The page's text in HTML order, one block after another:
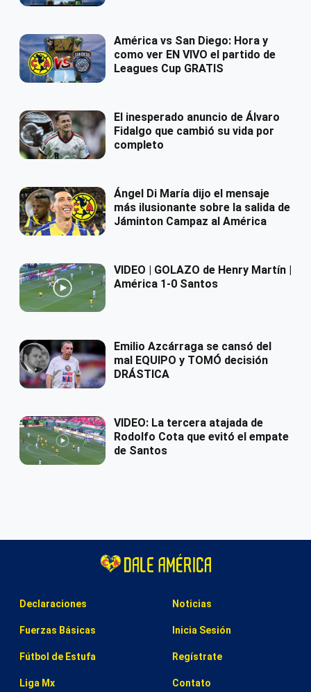
América vs San Diego: Hora y
como ver EN VIVO el partido de
Leagues Cup GRATIS
El inesperado anuncio de Álvaro
Fidalgo que cambió su vida por
completo
Ángel Di María dijo el mensaje
más ilusionante sobre la salida de
Jáminton Campaz al América
VIDEO | GOLAZO de Henry Martín |
América 1-0 Santos
Emilio Azcárraga se cansó del
mal EQUIPO y TOMÓ decisión
DRÁSTICA
VIDEO: La tercera atajada de
Rodolfo Cota que evitó el empate
de Santos
Declaraciones
Fuerzas Básicas
Fútbol de Estufa
Liga Mx
Noticias
Inicia Sesión
Regístrate
Contato